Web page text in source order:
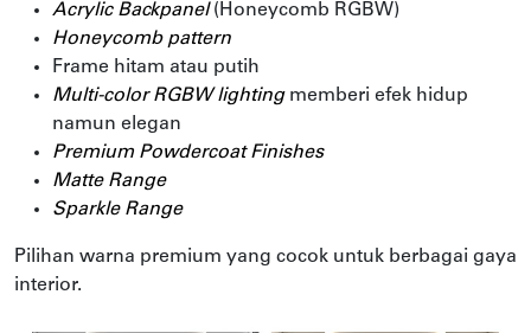
Acrylic Backpanel(Honeycomb RGBW)
Honeycomb pattern
Frame hitam atau putih
Multi-color RGBW lightingmemberi efek hidup
namun elegan
Premium Powdercoat Finishes
Matte Range
Sparkle Range
Pilihan warna premium yang cocok untuk berbagai gaya
interior.